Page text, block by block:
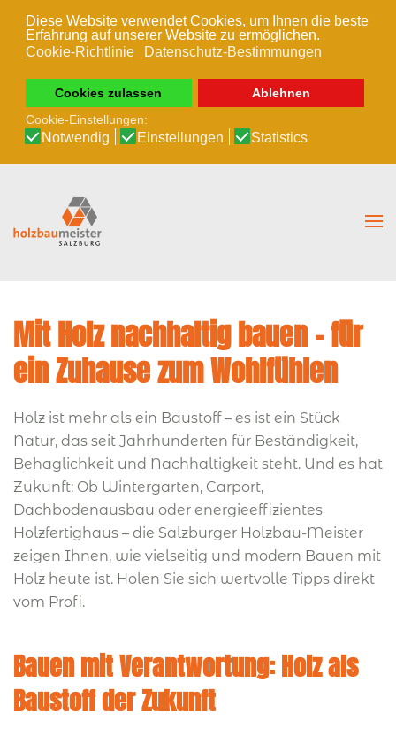
Diese Website verwendet Cookies, um Ihnen die beste
Erfahrung auf unserer Website zu ermöglichen.
Cookie-Richtlinie
Datenschutz-Bestimmungen
Cookies zulassen
Ablehnen
Cookie-Einstellungen:
Notwendig Einstellungen Statistics
Zum Hauptinhalt springen
Mit Holz nachhaltig bauen – für
ein Zuhause zum Wohlfühlen
Holz ist mehr als ein Baustoff – es ist ein Stück
Natur, das seit Jahrhunderten für Beständigkeit,
Behaglichkeit und Nachhaltigkeit steht. Und es hat
Zukunft: Ob Wintergarten, Carport,
Dachbodenausbau oder energieeffizientes
Holzfertighaus – die Salzburger Holzbau-Meister
zeigen Ihnen, wie vielseitig und modern Bauen mit
Holz heute ist. Holen Sie sich wertvolle Tipps direkt
vom Profi.
Bauen mit Verantwortung: Holz als
Baustoff der Zukunft